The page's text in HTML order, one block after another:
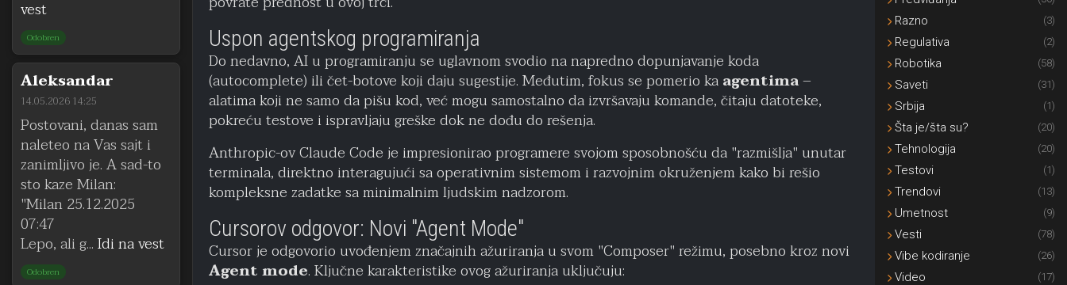
vest
Odobren
Aleksandar
14.05.2026 14:25
Postovani, danas sam
naleteo na Vas sajt i
zanimljivo je. A sad-to
sto kaze Milan:
"Milan 25.12.2025
07:47
Lepo, ali g...Idi na vest
Odobren
Uspon agentskog programiranja
Do nedavno, AI u programiranju se uglavnom svodio na napredno dopunjavanje koda
(autocomplete) ili čet-botove koji daju sugestije. Međutim, fokus se pomerio kaagentima–
alatima koji ne samo da pišu kod, već mogu samostalno da izvršavaju komande, čitaju datoteke,
pokreću testove i ispravljaju greške dok ne dođu do rešenja.
Anthropic-ov Claude Code je impresionirao programere svojom sposobnošću da "razmišlja" unutar
terminala, direktno interagujući sa operativnim sistemom i razvojnim okruženjem kako bi rešio
kompleksne zadatke sa minimalnim ljudskim nadzorom.
Cursorov odgovor: Novi "Agent Mode"
Cursor je odgovorio uvođenjem značajnih ažuriranja u svom "Composer" režimu, posebno kroz novi
Agent mode. Ključne karakteristike ovog ažuriranja uključuju:
Razno (3)
Regulativa (2)
Robotika (58)
Saveti (31)
Srbija (1)
Šta je/šta su? (20)
Tehnologija (20)
Testovi (1)
Trendovi (13)
Umetnost (9)
Vesti (78)
Vibe kodiranje (26)
Video (17)